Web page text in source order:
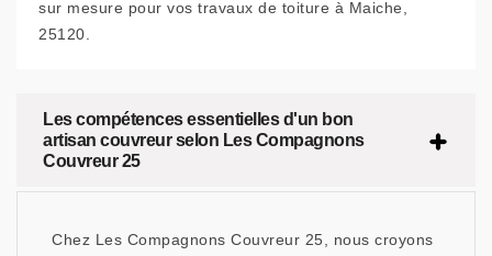
sur mesure pour vos travaux de toiture à Maiche,
25120.
Les compétences essentielles d'un bon
artisan couvreur selon Les Compagnons
Couvreur 25
Chez Les Compagnons Couvreur 25, nous croyons